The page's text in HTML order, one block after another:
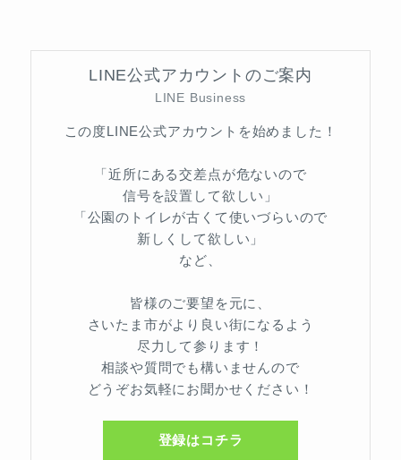
LINE公式アカウントのご案内
LINE Business
この度LINE公式アカウントを始めました！
「近所にある交差点が危ないので
信号を設置して欲しい」
「公園のトイレが古くて使いづらいので
新しくして欲しい」
など、
皆様のご要望を元に、
さいたま市がより良い街になるよう
尽力して参ります！
相談や質問でも構いませんので
どうぞお気軽にお聞かせください！
登録はコチラ